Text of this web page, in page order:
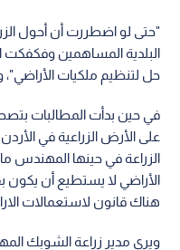
"حتى لو اضطررت أن أحول
البلدية المساهمين
حل لتنظيم ملكيات الأراضي"،
على الأرض الزراعية في
الزراعة في حينها المهندس
الأراضي لا يستطيع أن يكون
هناك قانون لاستعمالات
ويرى مدير زراعة الشوبك